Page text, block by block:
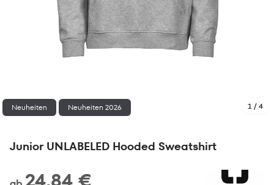
1 / 4
Neuheiten Neuheiten 2026
Junior UNLABELED Hooded Sweatshirt